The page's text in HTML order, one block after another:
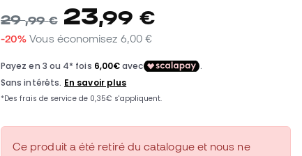
29,99 € 23,99 €
-20% Vous économisez 6,00 €
Ce produit a été retiré du catalogue et nous ne